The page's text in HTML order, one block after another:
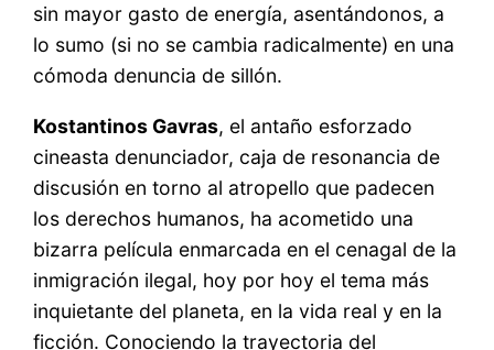
sin mayor gasto de energía, asentándonos, a
lo sumo (si no se cambia radicalmente) en una
cómoda denuncia de sillón.
Kostantinos Gavras, el antaño esforzado
cineasta denunciador, caja de resonancia de
discusión en torno al atropello que padecen
los derechos humanos, ha acometido una
bizarra película enmarcada en el cenagal de la
inmigración ilegal, hoy por hoy el tema más
inquietante del planeta, en la vida real y en la
ficción. Conociendo la trayectoria del